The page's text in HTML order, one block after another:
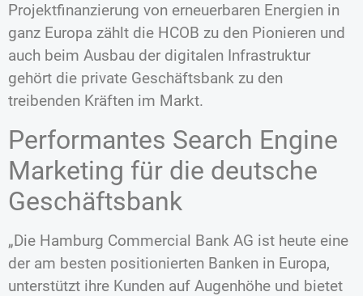
Projektfinanzierung von erneuerbaren Energien in
ganz Europa zählt die HCOB zu den Pionieren und
auch beim Ausbau der digitalen Infrastruktur
gehört die private Geschäftsbank zu den
treibenden Kräften im Markt.
Performantes Search Engine
Marketing für die deutsche
Geschäftsbank
„Die Hamburg Commercial Bank AG ist heute eine
der am besten positionierten Banken in Europa,
unterstützt ihre Kunden auf Augenhöhe und bietet